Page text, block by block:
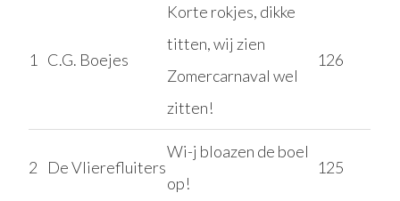
1 C.G. Boejes
Korte rokjes, dikke
titten, wij zien
Zomercarnaval wel
zitten!
126
2 De Vlierefluiters
Wi-j bloazen de boel
op!
125